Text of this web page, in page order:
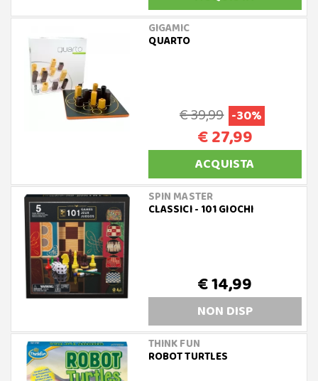
GIGAMIC
QUARTO
€ 39,99 -30%
€ 27,99
ACQUISTA
SPIN MASTER
CLASSICI - 101 GIOCHI
€ 14,99
NON DISP
THINK FUN
ROBOT TURTLES